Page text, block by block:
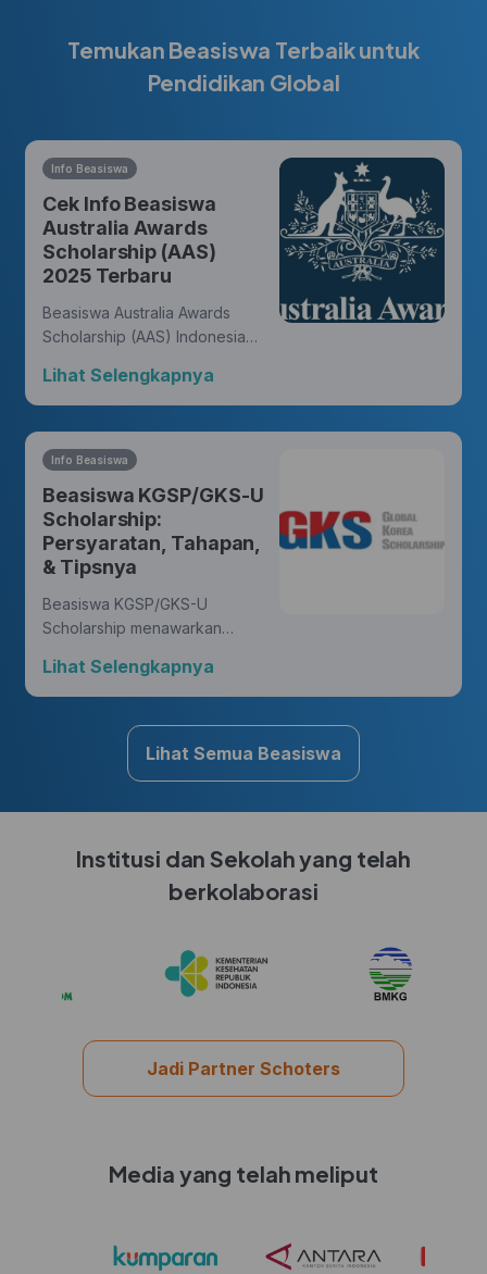
Temukan Beasiswa Terbaik untuk
Pendidikan Global
Info Beasiswa
Cek Info Beasiswa
Australia Awards
Scholarship (AAS)
2025 Terbaru
Beasiswa Australia Awards
Scholarship (AAS) Indonesia
warga negara Indonesia untuk
meraih gelar master atau
doktor dari universitas di
Australia dan membukakan
yang membawa perubahan.
Lihat Selengkapnya
Info Beasiswa
Beasiswa KGSP/GKS-U
Scholarship:
Persyaratan, Tahapan,
& Tipsnya
Beasiswa KGSP/GKS-U
Scholarship menawarkan
bagi Hunters untuk mengejar
gelar di berbagai disiplin ilmu,
sambil mendapatkan
pengalaman budaya yang
kaya di Korea.
Lihat Selengkapnya
Lihat Semua Beasiswa
Institusi dan Sekolah yang telah
berkolaborasi
Jadi Partner Schoters
Media yang telah meliput